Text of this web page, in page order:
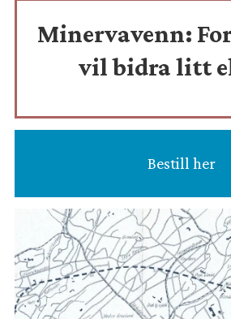
Minervavenn:
vil bidra litt
Bestill her